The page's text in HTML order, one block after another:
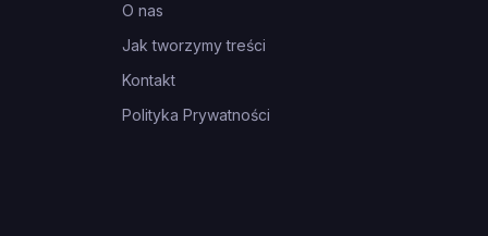
O nas
Jak tworzymy treści
Kontakt
Polityka Prywatności